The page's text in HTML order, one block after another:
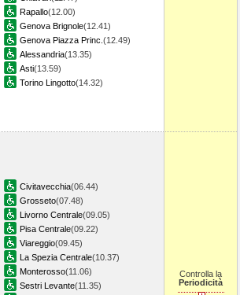
Rapallo(12.00)
Genova Brignole(12.41)
Genova Piazza Princ. (12.49)
Alessandria(13.35)
Asti(13.59)
Torino Lingotto(14.32)
Civitavecchia(06.44)
Grosseto(07.48)
Livorno Centrale(09.05)
Pisa Centrale(09.22)
Viareggio(09.45)
La Spezia Centrale(10.37)
Monterosso(11.06)
Sestri Levante(11.35)
Controlla la
Periodicità